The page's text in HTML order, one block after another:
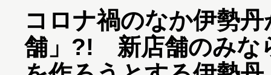
コロナ禍のなか伊勢
舗」?! 新店舗のみな